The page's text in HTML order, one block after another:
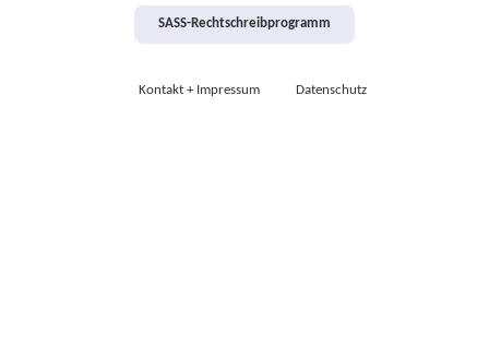
SASS-Rechtschreibprogramm
Kontakt + Impressum Datenschutz